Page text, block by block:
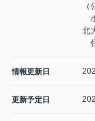
北
情報更新日
更新予定日